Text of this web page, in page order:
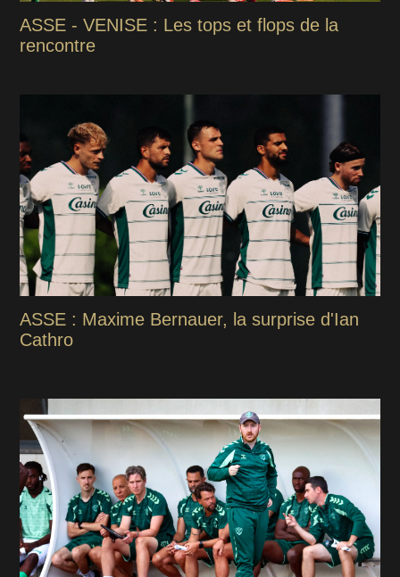
ASSE - VENISE : Les tops et flops de la
rencontre
ASSE : Maxime Bernauer, la surprise d'Ian
Cathro